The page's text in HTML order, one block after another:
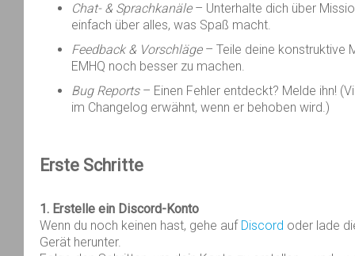
Chat- & Sprachkanäle– Unterhalte dich über
einfach über alles, was Spaß macht.
Feedback & Vorschläge– Teile deine konstruktive
EMHQ noch besser zu machen.
Bug Reports– Einen Fehler entdeckt? Melde ihn!
im Changelog erwähnt, wenn er behoben wird.)
Erste Schritte
1. Erstelle ein Discord-Konto
Wenn du noch keinen hast, gehe auf Discord oder lade
Gerät herunter.